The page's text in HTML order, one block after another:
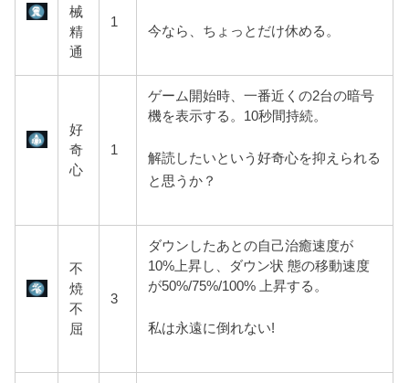
械
精
通
1
今なら、ちょっとだけ休める。
好
奇
心
1
ゲーム開始時、一番近くの2台の暗号
機を表示する。10秒間持続。
解読したいという好奇心を抑えられる
と思うか？
不
焼
不
屈
3
ダウンしたあとの自己治癒速度が
10%上昇し、ダウン状 態の移動速度
が50%/75%/100% 上昇する。
私は永遠に倒れない!